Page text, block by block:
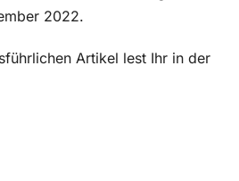
2022.
Artikel lest Ihr in der